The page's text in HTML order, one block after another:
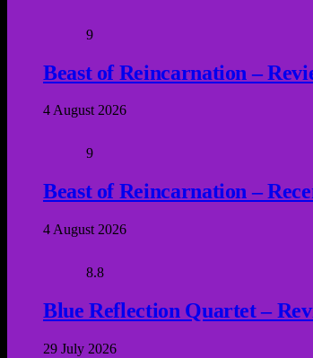
9
Beast of Reincarnation –
4 August 2026
9
Beast of Reincarnation –
4 August 2026
8.8
Blue Reflection Quartet –
29 July 2026